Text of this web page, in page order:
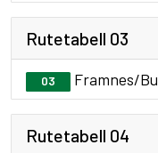
Rutetabell 03
03 Framnes/
Rutetabell 04